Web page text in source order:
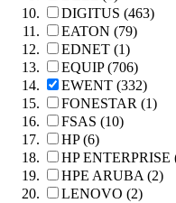
DIGITUS (463)
EATON (79)
EDNET (1)
EQUIP (706)
EWENT (332)
FONESTAR (1)
FSAS (10)
HP (6)
HP ENTERPRISE
HPE ARUBA (2)
LENOVO (2)